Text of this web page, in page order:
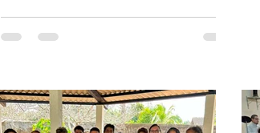
Paulo. Este evento marcó un hito en el camino
de Brasil. Nuestra Regla de Vida define la
sede provincial como la unión de todas las